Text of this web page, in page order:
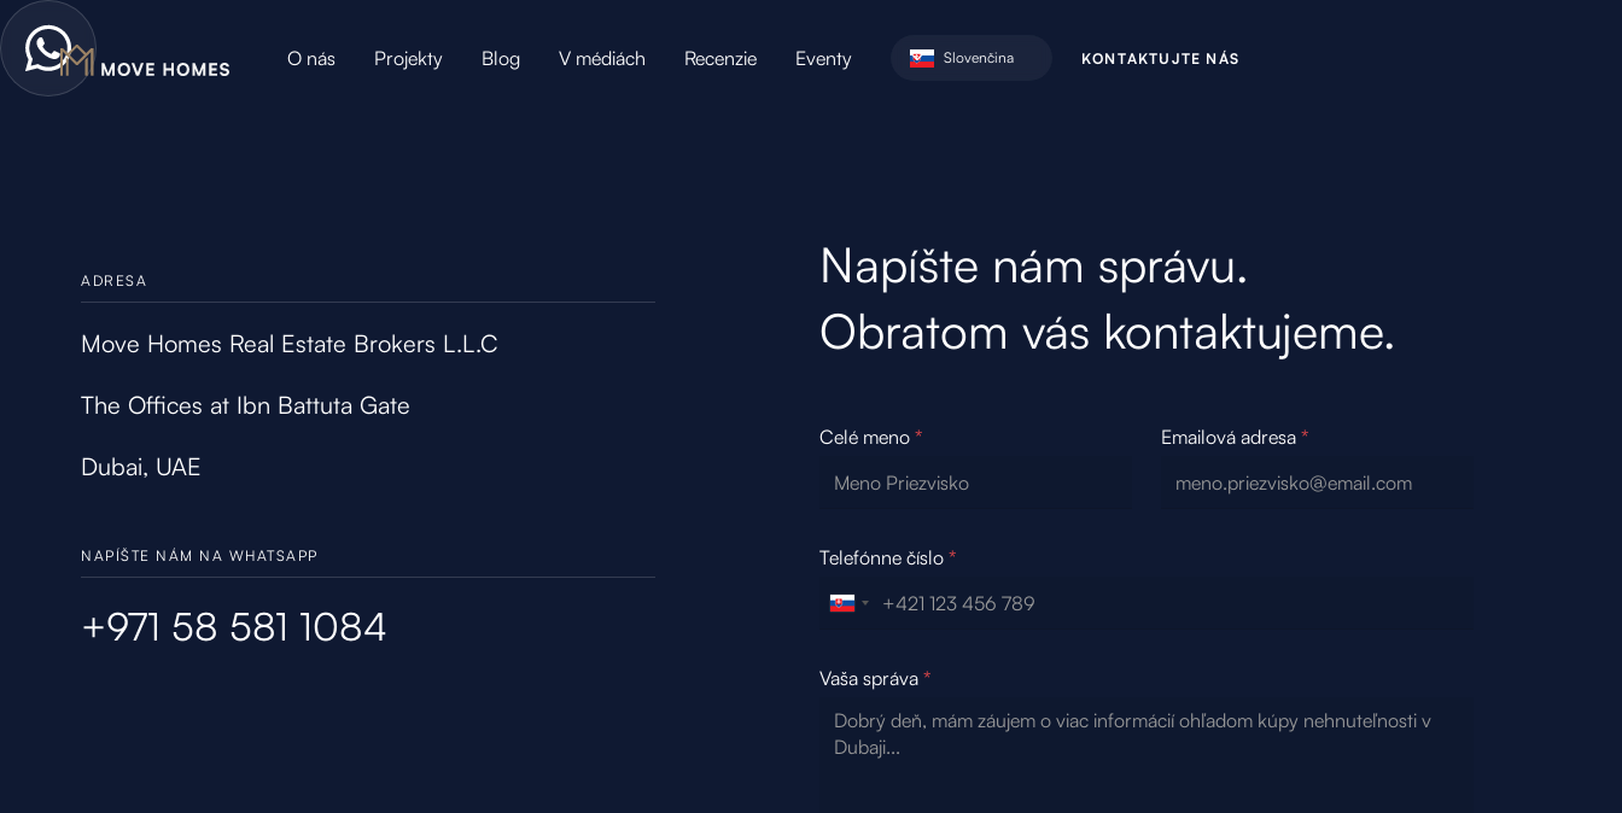
O nás Projekty Blog V médiách Recenzie Eventy Slovenčina KONTAKTUJTE NÁS
ADRESA
Move Homes Real Estate Brokers L.L.C
The Offices at Ibn Battuta Gate
Dubai, UAE
NAPÍŠTE NÁM NA WHATSAPP
+971 58 581 1084
Napíšte nám správu.
Obratom vás kontaktujeme.
Celé meno * Emailová adresa *
Telefónne číslo *
Vaša správa *